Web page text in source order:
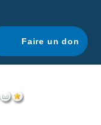
Faire un don